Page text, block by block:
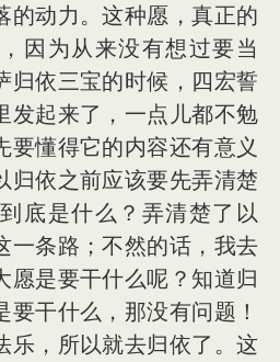
的动力。这种愿，真正的
因为从来没有想过要当
归依三宝的时候，四宏誓
发起来了，一点儿都不勉
要懂得它的内容还有意义
归依之前应该要先弄清楚
底是什么？弄清楚了以
一条路；不然的话，我去
愿是要干什么呢？知道归
干什么，那没有问题！
乐，所以就去归依了。这